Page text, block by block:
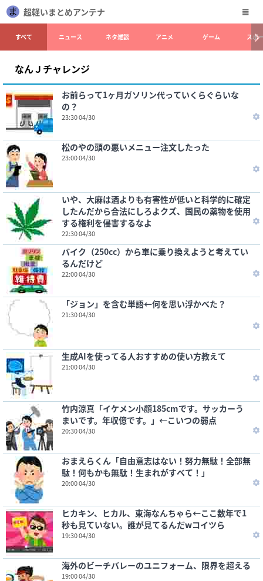
超軽いまとめアンテナ
すべて ニュース ネタ雑談 アニメ ゲーム スポ
なんＪチャレンジ
お前らって1ヶ月ガソリン代っていくらぐらいな
の？
23:30 04/30
松のやの頭の悪いメニュー注文したった
23:00 04/30
いや、大麻は酒よりも有害性が低いと科学的に確定
したんだから合法にしろよクズ、国民の薬物を使用
する権利を侵害するなよ
22:30 04/30
バイク（250cc）から車に乗り換えようと考えてい
るんだけど
22:00 04/30
「ジョン」を含む単語←何を思い浮かべた？
21:30 04/30
生成AIを使ってる人おすすめの使い方教えて
21:00 04/30
竹内涼真「イケメン小顔185cmです。サッカーう
まいです。年収億です。」←こいつの弱点
20:30 04/30
おまえらくん「自由意志はない！努力無駄！全部無
駄！何もかも無駄！生まれがすべて！」
20:00 04/30
ヒカキン、ヒカル、東海なんちゃら←ここ数年で1
秒も見ていない。誰が見てるんだwコイツら
19:30 04/30
海外のビーチバレーのユニフォーム、限界を超える
19:00 04/30